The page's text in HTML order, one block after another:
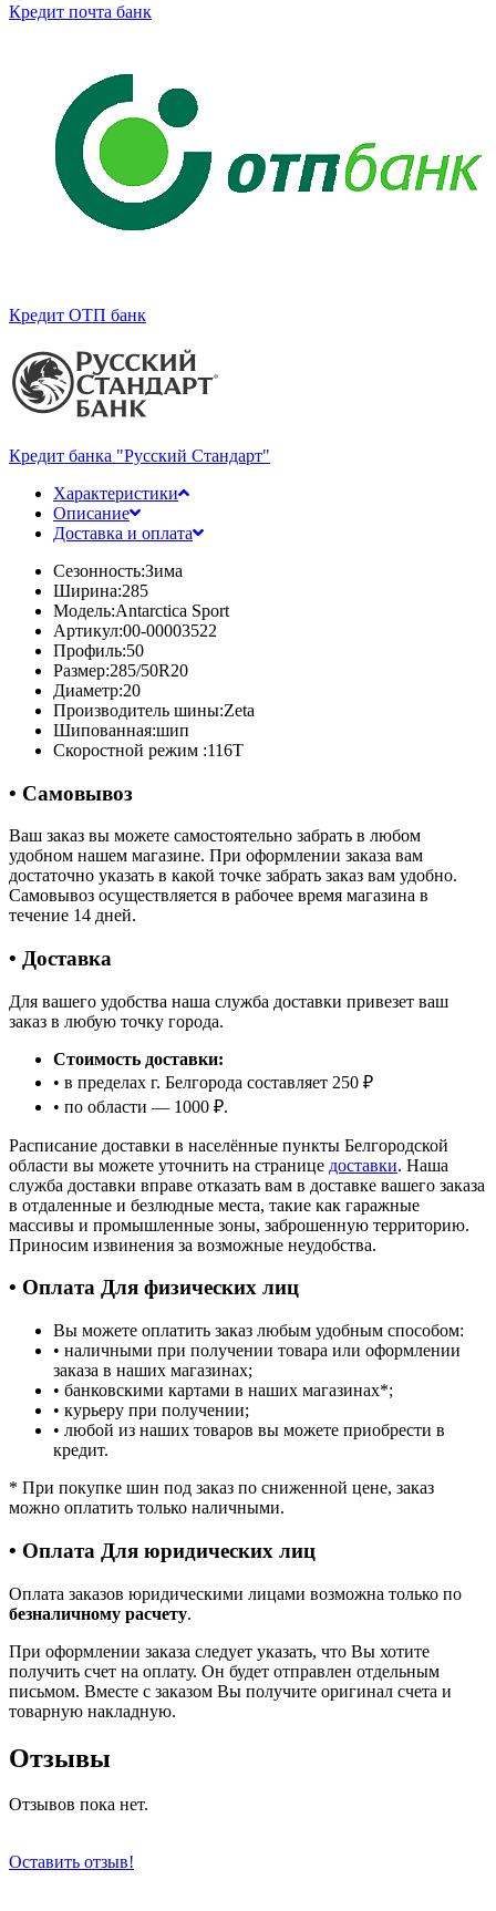
Кредит почта банк
Кредит ОТП банк
Кредит банка "Русский Стандарт"
Характеристики
Описание
Доставка и оплата
Сезонность:Зима
Ширина:285
Модель:Antarctica Sport
Артикул:00-00003522
Профиль:50
Размер:285/50R20
Диаметр:20
Производитель шины:Zeta
Шипованная:шип
Скоростной режим :116T
• Самовывоз
Ваш заказ вы можете самостоятельно забрать в любом
удобном нашем магазине. При оформлении заказа вам
достаточно указать в какой точке забрать заказ вам удобно.
Самовывоз осуществляется в рабочее время магазина в
течение 14 дней.
• Доставка
Для вашего удобства наша служба доставки привезет ваш
заказ в любую точку города.
Стоимость доставки:
• в пределах г. Белгорода составляет 250 ₽
• по области — 1000 ₽.
Расписание доставки в населённые пункты Белгородской
области вы можете уточнить на странице доставки. Наша
служба доставки вправе отказать вам в доставке вашего заказа
в отдаленные и безлюдные места, такие как гаражные
массивы и промышленные зоны, заброшенную территорию.
Приносим извинения за возможные неудобства.
• Оплата Для физических лиц
Вы можете оплатить заказ любым удобным способом:
• наличными при получении товара или оформлении
заказа в наших магазинах;
• банковскими картами в наших магазинах*;
• курьеру при получении;
• любой из наших товаров вы можете приобрести в
кредит.
* При покупке шин под заказ по сниженной цене, заказ
можно оплатить только наличными.
• Оплата Для юридических лиц
Оплата заказов юридическими лицами возможна только по
безналичному расчету.
При оформлении заказа следует указать, что Вы хотите
получить счет на оплату. Он будет отправлен отдельным
письмом. Вместе с заказом Вы получите оригинал счета и
товарную накладную.
Отзывы
Отзывов пока нет.
Оставить отзыв!